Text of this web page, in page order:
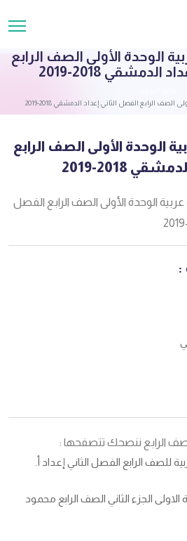
الوحدة الأولى الصف الرابع
2018-2019
الصف الرابع الفصل الثاني إعداد الدمشقي 2018-2019
الوحدة الأولى الصف الرابع
2018-2019
الوحدة الأولى الصف الرابع الفصل
:
الرابع ننصحك تتصفحها :
للصف الرابع الفصل الثاني إعداد أ.
الجزء الثاني الصف الرابع محمود